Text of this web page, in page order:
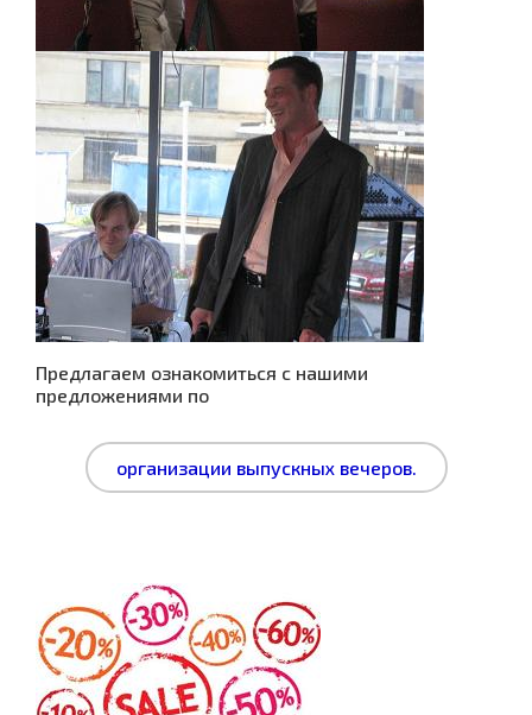
Предлагаем ознакомиться с нашими
предложениями по
организации выпускных вечеров.